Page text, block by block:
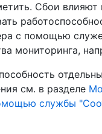
Сбои влияют
с помощью
мониторинга,
см. в разделе
службы